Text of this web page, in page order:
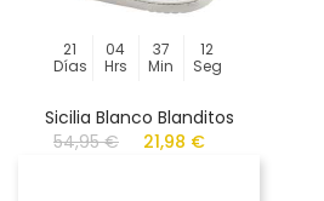
21
Días
04
Hrs
37
Min
12
Seg
Sicilia Blanco Blanditos
54,95 €
21,98 €